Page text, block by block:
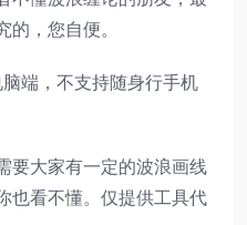
，您自便。
端，不支持随身行手机
要大家有一定的波浪画线
也看不懂。仅提供工具代